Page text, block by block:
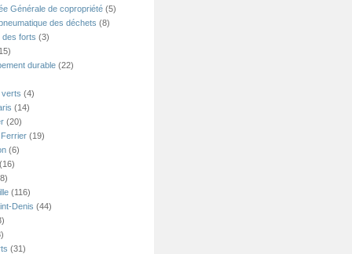
Générale de copropriété (5)
des déchets (8)
des forts (3)
durable (22)
(4)
(14)
(20)
(19)
(6)
(116)
Denis (44)
(31)